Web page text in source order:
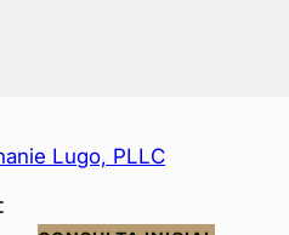
Lugo, PLLC